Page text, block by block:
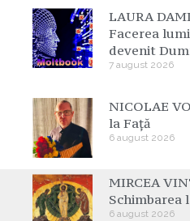
LAURA
Facerea
devenit
7 august 2026
NICOLAE
la Față
6 august 2026
MIRCEA
Schimbarea
6 august 2026